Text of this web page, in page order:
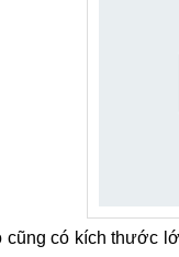
cũng có kích thước